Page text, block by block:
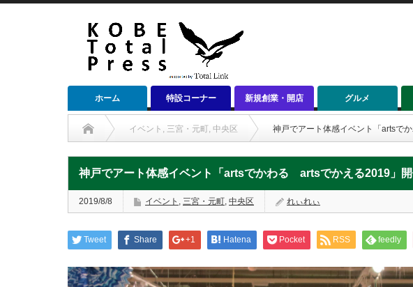
ホーム 特設コーナー 新規創業・開店 グルメ
イベント , 三宮・元町, 中央区 神戸でアート体感イベント「artsで
神戸でアート体感イベント「artsでかわる artsでかえる2019」
2019/8/8 イベント , 三宮・元町, 中央区 れぃれぃ
Tweet Share +1 Hatena Pocket RSS feedly